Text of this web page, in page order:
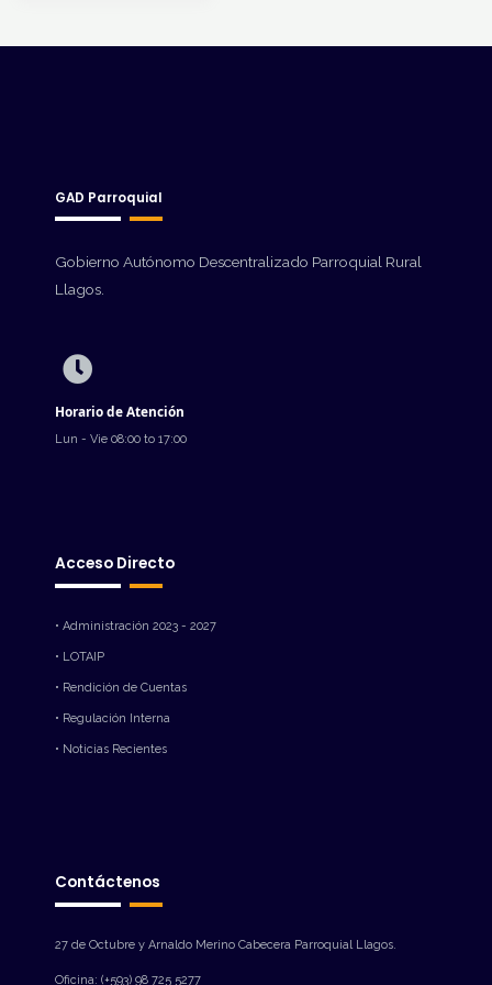
GAD Parroquial
Gobierno Autónomo Descentralizado Parroquial Rural
Llagos.
Horario de Atención
Lun - Vie 08:00 to 17:00
Acceso Directo
• Administración 2023 - 2027
• LOTAIP
• Rendición de Cuentas
• Regulación Interna
• Noticias Recientes
Contáctenos
27 de Octubre y Arnaldo Merino Cabecera Parroquial Llagos.
Oficina: (+593) 98 725 5277